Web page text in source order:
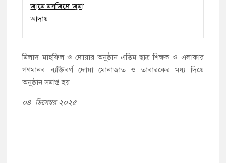
মিলাদ মাহফিল ও দোয়ার অনুষ্ঠান এতিম ছাত্র শিক্ষক ও এলাকার
গণমানব ব্যক্তিবর্গ দোয়া মোনাজাত ও তাবারকের মধ্য দিয়ে
অনুষ্ঠান সমাপ্ত হয়।
০৪ ডিসেম্বর ২০২৫